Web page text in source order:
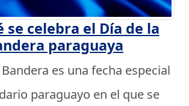
se celebra el Día de la
paraguaya
es una fecha especial
paraguayo en el que se